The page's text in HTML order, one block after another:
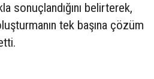
sonuçlandığını belirterek,
tek başına çözüm